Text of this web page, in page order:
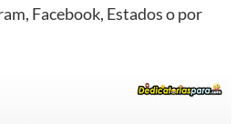
Facebook, Estados o por